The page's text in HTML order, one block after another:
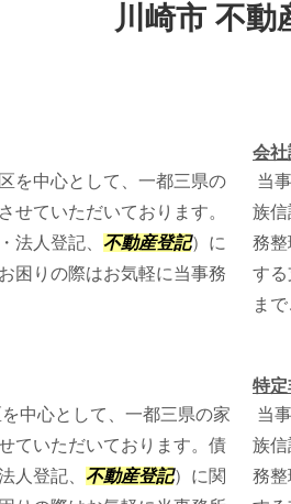
川崎市 不動
を中心として、一都三県の
せていただいております。
法人登記、 不動産登記）に
困りの際はお気軽に当事務
会
当
族
務整
す
ま
中心として、一都三県の家
ていただいております。債
人登記、 不動産登記）に関
特
当
族
務整